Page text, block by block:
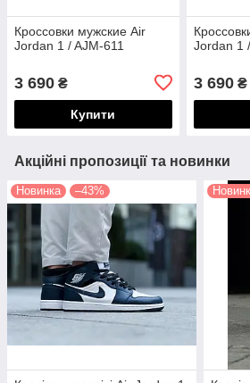
Кроссовки мужские Air
Jordan 1 / AJM-611
3 690 ₴
Купити
Jordan 1
3 690₴
Акційні пропозиції та новинки
Новинка –43%